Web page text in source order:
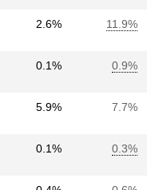
2.6% 11.9%
0.1% 0.9%
5.9% 7.7%
0.1% 0.3%